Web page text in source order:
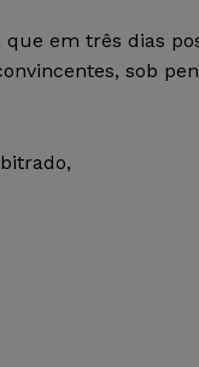
em três dias
sob